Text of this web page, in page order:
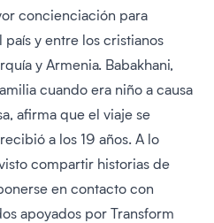
concienciación para
y entre los cristianos
y Armenia. Babakhani,
cuando era niño a causa
afirma que el viaje se
a los 19 años. A lo
compartir historias de
en contacto con
apoyados por Transform